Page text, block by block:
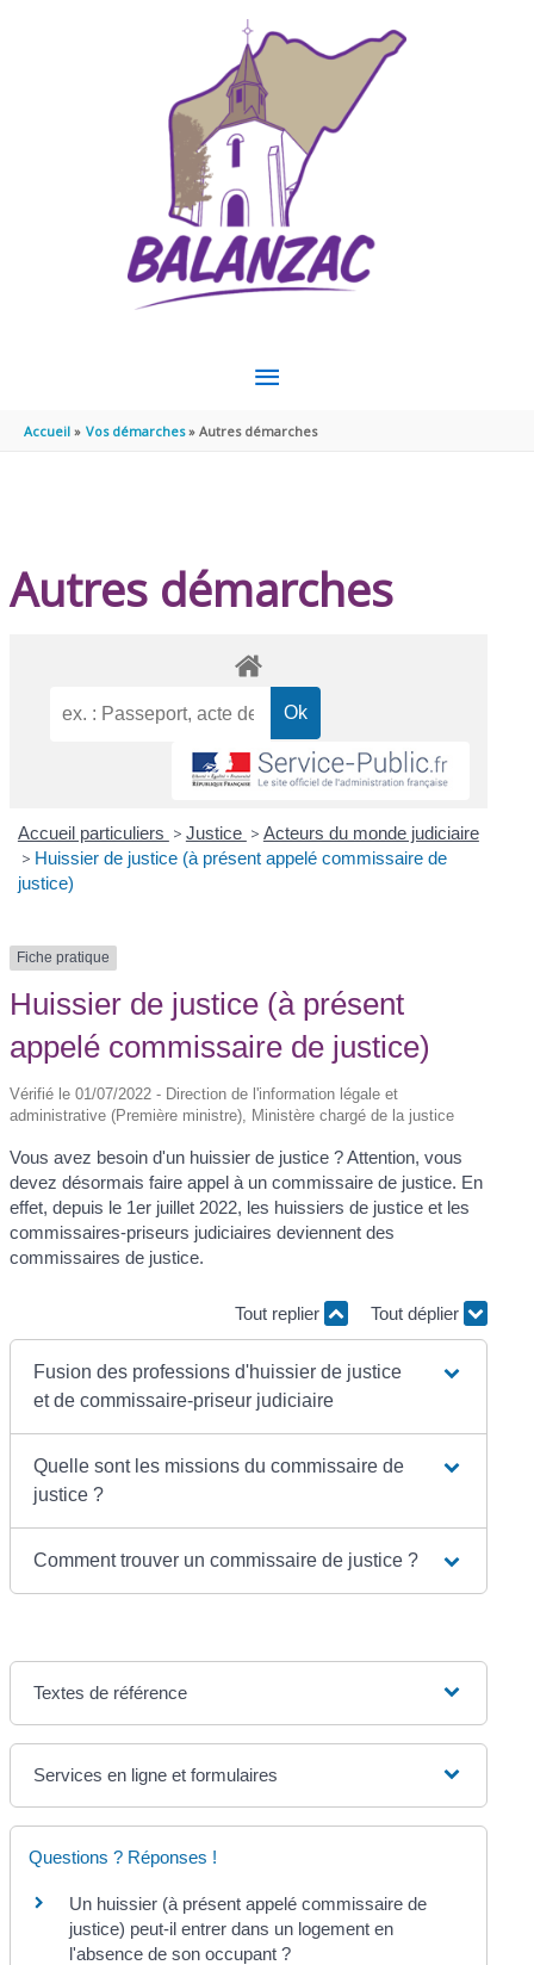
MENU
PRINCIPAL
Accueil Vos démarches Autres démarches
Autres démarches
Accueil particuliers > Justice > Acteurs du monde judiciaire
> Huissier de justice (à présent appelé commissaire de
justice)
Fiche pratique
Huissier de justice (à présent
appelé commissaire de justice)
Vérifié le 01/07/2022 - Direction de l'information légale et
administrative (Première ministre), Ministère chargé de la justice
Vous avez besoin d'un huissier de justice ? Attention, vous
devez désormais faire appel à un commissaire de justice. En
effet, depuis le 1er juillet 2022, les huissiers de justice et les
commissaires-priseurs judiciaires deviennent des
commissaires de justice.
Tout replier Tout déplier
Fusion des professions d'huissier de justice
et de commissaire-priseur judiciaire
Quelle sont les missions du commissaire de
justice ?
Comment trouver un commissaire de justice ?
Textes de référence
Services en ligne et formulaires
Questions ? Réponses !
Un huissier (à présent appelé commissaire de
justice) peut-il entrer dans un logement en
l'absence de son occupant ?